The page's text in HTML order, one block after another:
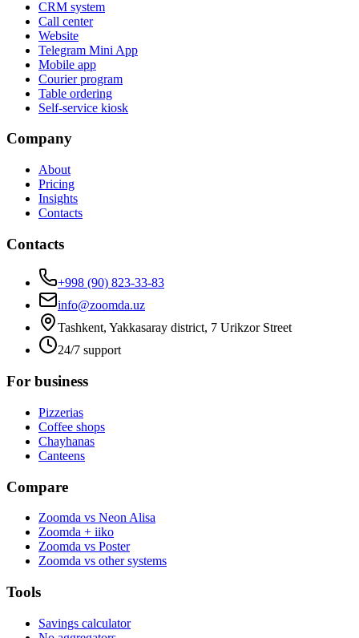
CRM system
Call center
Website
Telegram Mini App
Mobile app
Courier program
Table ordering
Self-service kiosk
Company
About
Pricing
Insights
Contacts
Contacts
+998 (90) 823-33-83
info@zoomda.uz
Tashkent, Yakkasaray district, 7 Urikzor Street
24/7 support
For business
Pizzerias
Coffee shops
Chayhanas
Canteens
Compare
Zoomda vs Neon Alisa
Zoomda + iiko
Zoomda vs Poster
Zoomda vs other systems
Tools
Savings calculator